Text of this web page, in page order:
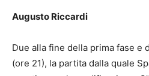
Augusto Riccardi
Due alla fine della prima fase e
(ore 21), la partita dalla quale